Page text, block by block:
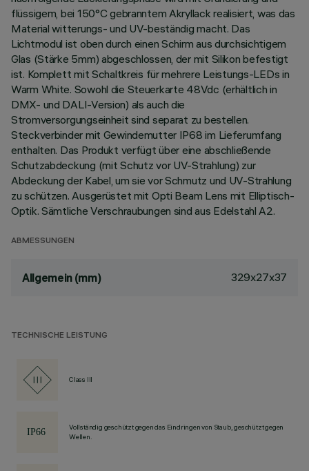
flüssigem, bei 150°C gebranntem Akryllack realisiert, was das
Material witterungs- und UV-beständig macht. Das
Lichtmodul ist oben durch einen Schirm aus durchsichtigem
Glas (Stärke 5mm) abgeschlossen, der mit Silikon befestigt
ist. Komplett mit Schaltkreis für mehrere Leistungs-LEDs in
Warm White. Sowohl die Steuerkarte 48Vdc (erhältlich in
DMX- und DALI-Version) als auch die
Stromversorgungseinheit sind separat zu bestellen.
Steckverbinder mit Gewindemutter IP68 im Lieferumfang
enthalten. Das Produkt verfügt über eine abschließende
Schutzabdeckung (mit Schutz vor UV-Strahlung) zur
Abdeckung der Kabel, um sie vor Schmutz und UV-Strahlung
zu schützen. Ausgerüstet mit Opti Beam Lens mit Elliptisch-
Optik. Sämtliche Verschraubungen sind aus Edelstahl A2.
ABMESSUNGEN
Allgemein (mm) 329x27x37
TECHNISCHE LEISTUNG
Class III
Vollständig geschützt gegen das Eindringen von Staub, geschützt gegen
Wellen.